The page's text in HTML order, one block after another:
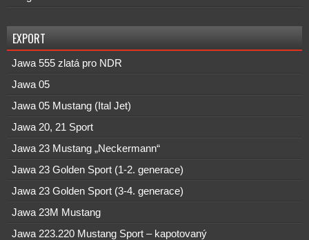
EXPORT
Jawa 555 zlatá pro NDR
Jawa 05
Jawa 05 Mustang (Ital Jet)
Jawa 20, 21 Sport
Jawa 23 Mustang „Neckermann“
Jawa 23 Golden Sport (1-2. generace)
Jawa 23 Golden Sport (3-4. generace)
Jawa 23M Mustang
Jawa 223.220 Mustang Sport – kapotovaný